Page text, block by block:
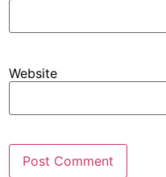
Website